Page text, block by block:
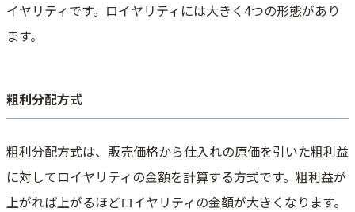
イヤリティです。ロイヤリティには大きく4つの形態があり
ます。
粗利分配方式
粗利分配方式は、販売価格から仕入れの原価を引いた粗利益
に対してロイヤリティの金額を計算する方式です。粗利益が
上がれば上がるほどロイヤリティの金額が大きくなります。